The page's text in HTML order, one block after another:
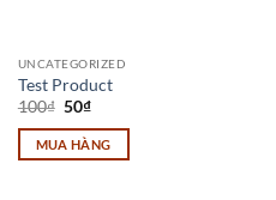
UNCATEGORIZED
Test Product
100₫ Giá
là:
100₫.
50₫Giá
tại
là:
MUA HÀNG